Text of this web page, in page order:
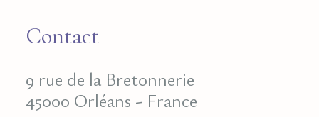
Contact
9 rue de la Bretonnerie
45000 Orléans - France